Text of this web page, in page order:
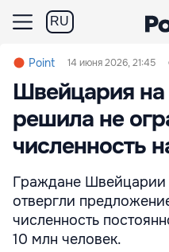
RU
Point 14 июня 2026, 21:45
Швейцария
решила не
численность
Граждане
отвергли
численность
10 млн человек.